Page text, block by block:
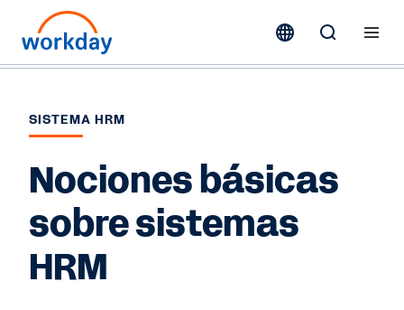
SISTEMA HRM
Nociones básicas
sobre sistemas
HRM